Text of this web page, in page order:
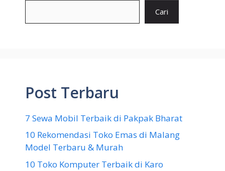
Cari
Post Terbaru
7 Sewa Mobil Terbaik di Pakpak Bharat
10 Rekomendasi Toko Emas di Malang
Model Terbaru & Murah
10 Toko Komputer Terbaik di Karo